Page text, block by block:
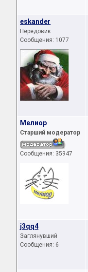
eskander
Передовик
Сообщения: 1077
Мелиор
Старший модератор
Сообщения: 35947
j3qq4
Заглянувший
Сообщения: 6